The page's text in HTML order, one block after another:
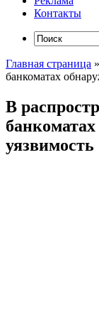
Контакты
Главная страница »
банкоматах
В
уязвимость